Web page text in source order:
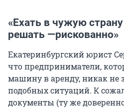
«Ехать в чужую
решать —рискованно»
Екатеринбургский юрист
что предприниматели,
машину в аренду, никак не
подобных ситуаций. К
документы (ту же